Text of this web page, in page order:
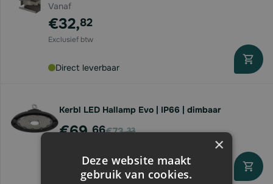
Vanaf
€32,82
Direct leverbaar
Kerbl LED Hallamp Evo | IP66 | dimbaar
Vanaf
€69,66€73,33
Direct leverbaar
×
Deze website maakt
gebruik van cookies.